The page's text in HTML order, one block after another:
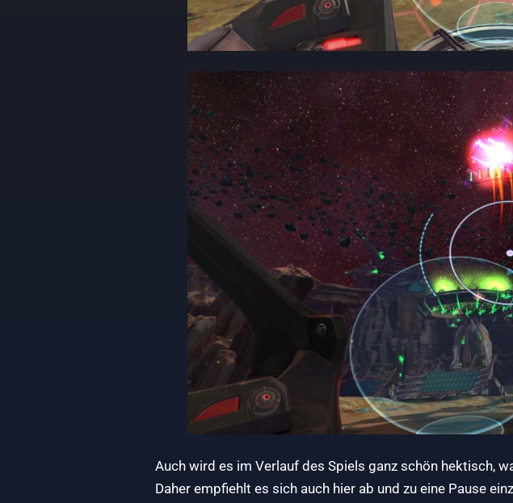
Auch wird es im Verlauf des Spiels ganz schön hektisch,
Daher empfiehlt es sich auch hier ab und zu eine Pause